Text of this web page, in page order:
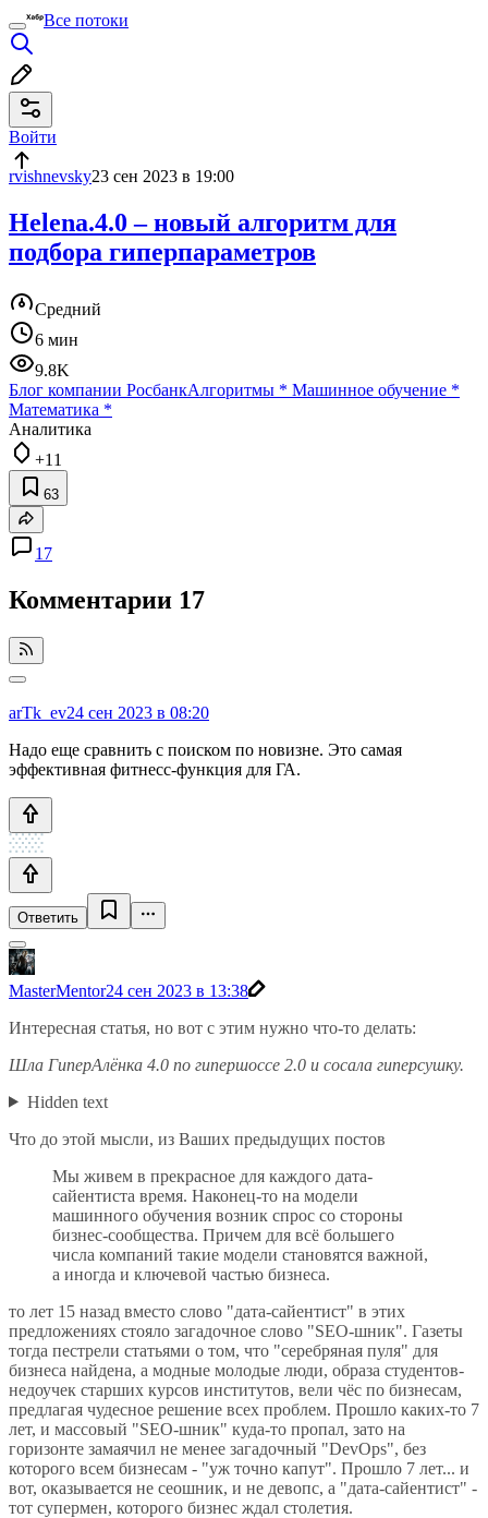
Все потоки
Войти
rvishnevsky23 сен 2023 в 19:00
Helena.4.0 – новый алгоритм для
подбора гиперпараметров
Средний
6 мин
9.8K
Блог компании РосбанкАлгоритмы * Машинное обучение *
Математика *
Аналитика
+11
63
17
Комментарии 17
arTk_ev24 сен 2023 в 08:20
Надо еще сравнить с поиском по новизне. Это самая
эффективная фитнесс-функция для ГА.
Ответить
MasterMentor24 сен 2023 в 13:38
Интересная статья, но вот с этим нужно что-то делать:
Шла ГиперАлёнка 4.0 по гипершоссе 2.0 и сосала гиперсушку.
Hidden text
Что до этой мысли, из Ваших предыдущих постов
Мы живем в прекрасное для каждого дата-
сайентиста время. Наконец-то на модели
машинного обучения возник спрос со стороны
бизнес-сообщества. Причем для всё большего
числа компаний такие модели становятся важной,
а иногда и ключевой частью бизнеса.
то лет 15 назад вместо слово "дата-сайентист" в этих
предложениях стояло загадочное слово "SEO-шник". Газеты
тогда пестрели статьями о том, что "серебряная пуля" для
бизнеса найдена, а модные молодые люди, образа студентов-
недоучек старших курсов институтов, вели чёс по бизнесам,
предлагая чудесное решение всех проблем. Прошло каких-то 7
лет, и массовый "SEO-шник" куда-то пропал, зато на
горизонте замаячил не менее загадочный "DevOps", без
которого всем бизнесам - "уж точно капут". Прошло 7 лет... и
вот, оказывается не сеошник, и не девопс, а "дата-сайентист" -
тот супермен, которого бизнес ждал столетия.